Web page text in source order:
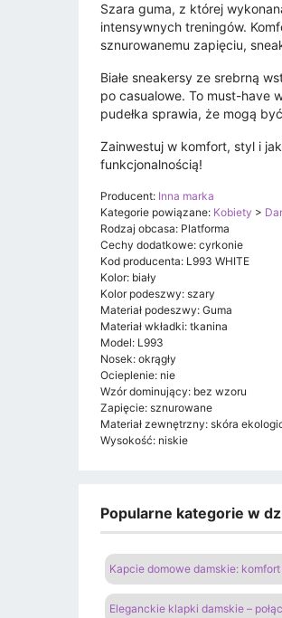
Szara guma, z której
intensywnych treningów.
sznurowanemu zapięciu,
Białe sneakersy ze srebrną
po casualowe. To must-have
pudełka sprawia, że mogą
Zainwestuj w komfort, styl i
funkcjonalnością!
Producent: Inna marka
Kategorie powiązane: Kobiety >
Rodzaj obcasa: Platforma
Cechy dodatkowe: cyrkonie
Kod producenta: L993 WHITE
Kolor: biały
Kolor podeszwy: szary
Materiał podeszwy: Guma
Materiał wkładki: tkanina
Model: L993
Nosek: okrągły
Ocieplenie: nie
Wzór dominujący: bez wzoru
Zapięcie: sznurowane
Materiał zewnętrzny: skóra
Wysokość: niskie
Popularne kategorie w
Kapcie domowe damskie:
Eleganckie klapki damskie –